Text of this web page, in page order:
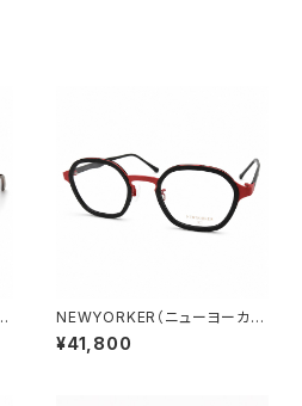
NEWYORKER（ニューヨーカ
ー）NY6286 REDS1 47□22-
140 ／ 0077551
¥41,800